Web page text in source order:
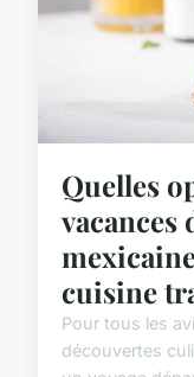
Quelles
vacances
cuisine
Pour tous les
découvertes